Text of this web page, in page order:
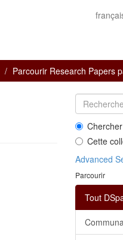
Parcourir Research Papers
Cette
Advanced
Parcourir
Tout